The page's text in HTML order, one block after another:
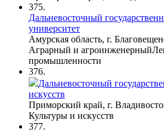
375.
Дальневосточный
университет
Амурская область, г.
Аграрный и агроинженерный
промышленности
376.
Дальневосточный
искусств
Приморский край, г.
Культуры и искусств
377.